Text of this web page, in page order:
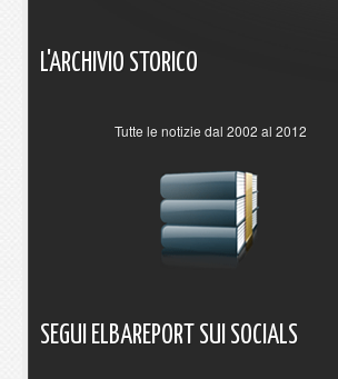
L'ARCHIVIO STORICO
Tutte le notizie dal 2002 al 2012
SEGUI ELBAREPORT SUI SOCIALS